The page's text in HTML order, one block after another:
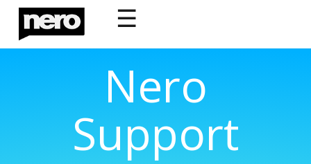
☰
Nero
Support